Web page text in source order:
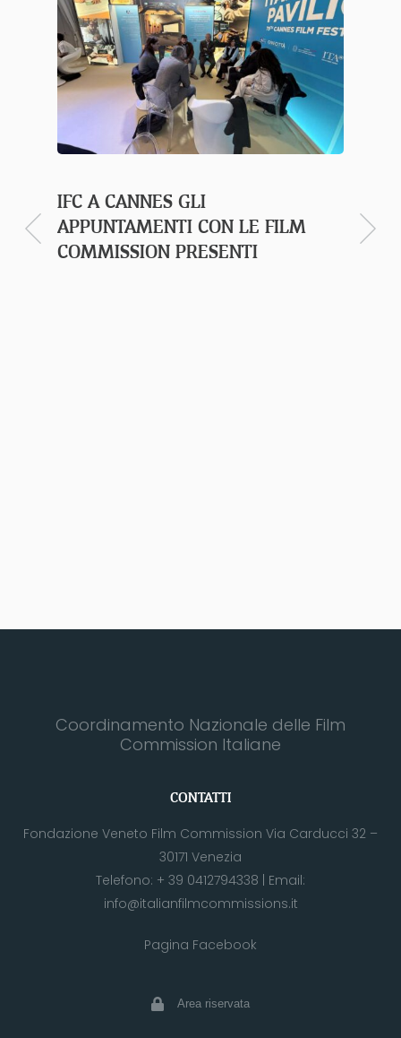
IFC A CANNES GLI
APPUNTAMENTI CON LE FILM
COMMISSION PRESENTI
CON
Coordinamento Nazionale delle Film
Commission Italiane
CONTATTI
Fondazione Veneto Film Commission Via Carducci 32 –
30171 Venezia
Telefono: + 39 0412794338 | Email:
info@italianfilmcommissions.it
Pagina Facebook
Area riservata